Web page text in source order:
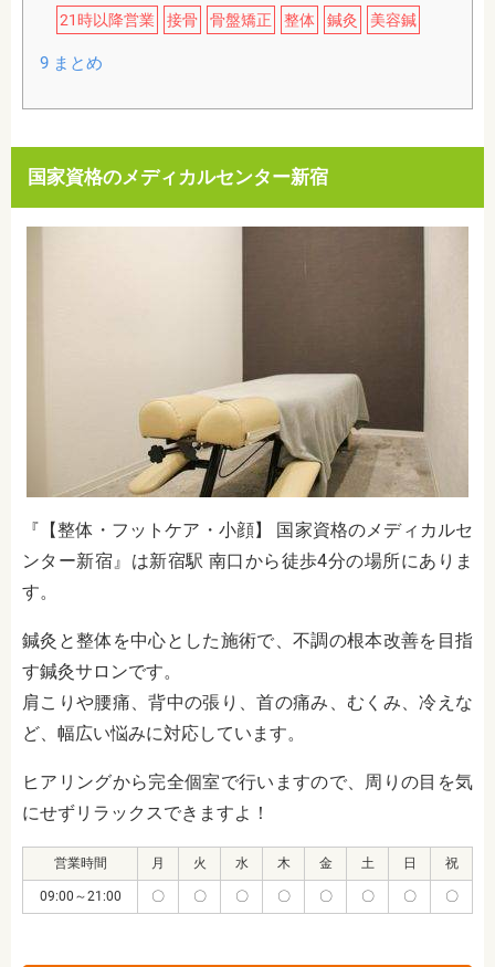
21時以降営業 接骨 骨盤矯正 整体 鍼灸 美容鍼
9まとめ
国家資格のメディカルセンター新宿
『【整体・フットケア・小顔】 国家資格のメディカルセ
ンター新宿』は新宿駅 南口から徒歩4分の場所にありま
す。
鍼灸と整体を中心とした施術で、不調の根本改善を目指
す鍼灸サロンです。
肩こりや腰痛、背中の張り、首の痛み、むくみ、冷えな
ど、幅広い悩みに対応しています。
ヒアリングから完全個室で行いますので、周りの目を気
にせずリラックスできますよ！
営業時間 月 火 水 木 金 土 日 祝
09:00～21:00 〇 〇 〇 〇 〇 〇 〇 〇